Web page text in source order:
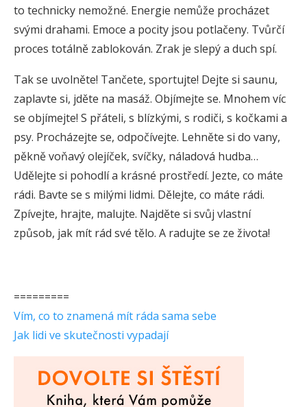
to technicky nemožné. Energie nemůže procházet
svými drahami. Emoce a pocity jsou potlačeny. Tvůrčí
proces totálně zablokován. Zrak je slepý a duch spí.
Tak se uvolněte! Tančete, sportujte! Dejte si saunu,
zaplavte si, jděte na masáž. Objímejte se. Mnohem víc
se objímejte! S přáteli, s blízkými, s rodiči, s kočkami a
psy. Procházejte se, odpočívejte. Lehněte si do vany,
pěkně voňavý olejíček, svíčky, náladová hudba…
Udělejte si pohodlí a krásné prostředí. Jezte, co máte
rádi. Bavte se s milými lidmi. Dělejte, co máte rádi.
Zpívejte, hrajte, malujte. Najděte si svůj vlastní
způsob, jak mít rád své tělo. A radujte se ze života!
=========
Vím, co to znamená mít ráda sama sebe
Jak lidi ve skutečnosti vypadají